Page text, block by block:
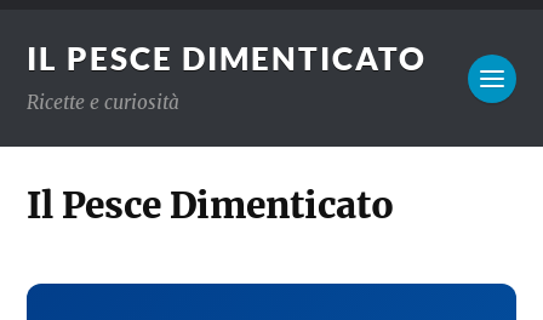
IL PESCE DIMENTICATO
Ricette e curiosità
Il Pesce Dimenticato